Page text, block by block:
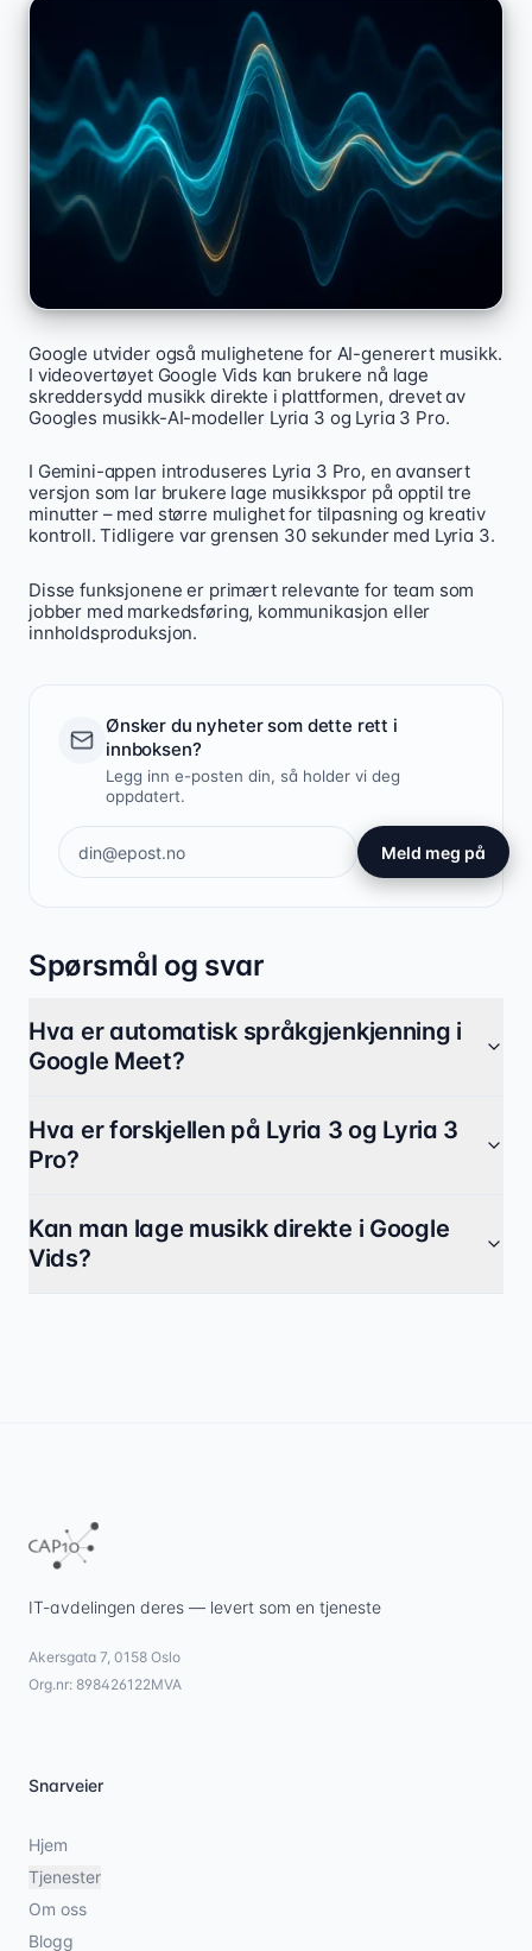
Google utvider også mulighetene for AI-generert musikk.
I videovertøyet Google Vids kan brukere nå lage
skreddersydd musikk direkte i plattformen, drevet av
Googles musikk-AI-modeller Lyria 3 og Lyria 3 Pro.
I Gemini-appen introduseres Lyria 3 Pro, en avansert
versjon som lar brukere lage musikkspor på opptil tre
minutter – med større mulighet for tilpasning og kreativ
kontroll. Tidligere var grensen 30 sekunder med Lyria 3.
Disse funksjonene er primært relevante for team som
jobber med markedsføring, kommunikasjon eller
innholdsproduksjon.
Ønsker du nyheter som dette rett i
innboksen?
Legg inn e-posten din, så holder vi deg
oppdatert.
Meld meg på
Spørsmål og svar
Hva er automatisk språkgjenkjenning i
Google Meet?
Hva er forskjellen på Lyria 3 og Lyria 3
Pro?
Kan man lage musikk direkte i Google
Vids?
IT-avdelingen deres — levert som en tjeneste
Akersgata 7, 0158 Oslo
Org.nr: 898426122MVA
Snarveier
Hjem
Tjenester
Om oss
Blogg